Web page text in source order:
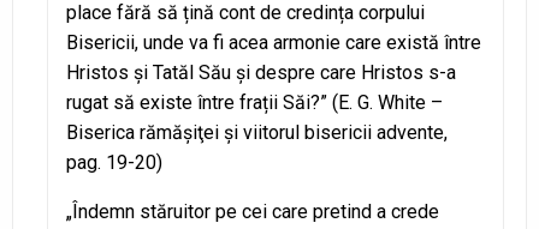
place fără să țină cont de credința corpului
Bisericii, unde va fi acea armonie care există între
Hristos și Tatăl Său și despre care Hristos s-a
rugat să existe între frații Săi?” (E. G. White –
Biserica rămăşiţei şi viitorul bisericii advente,
pag. 19-20)
„Îndemn stăruitor pe cei care pretind a crede